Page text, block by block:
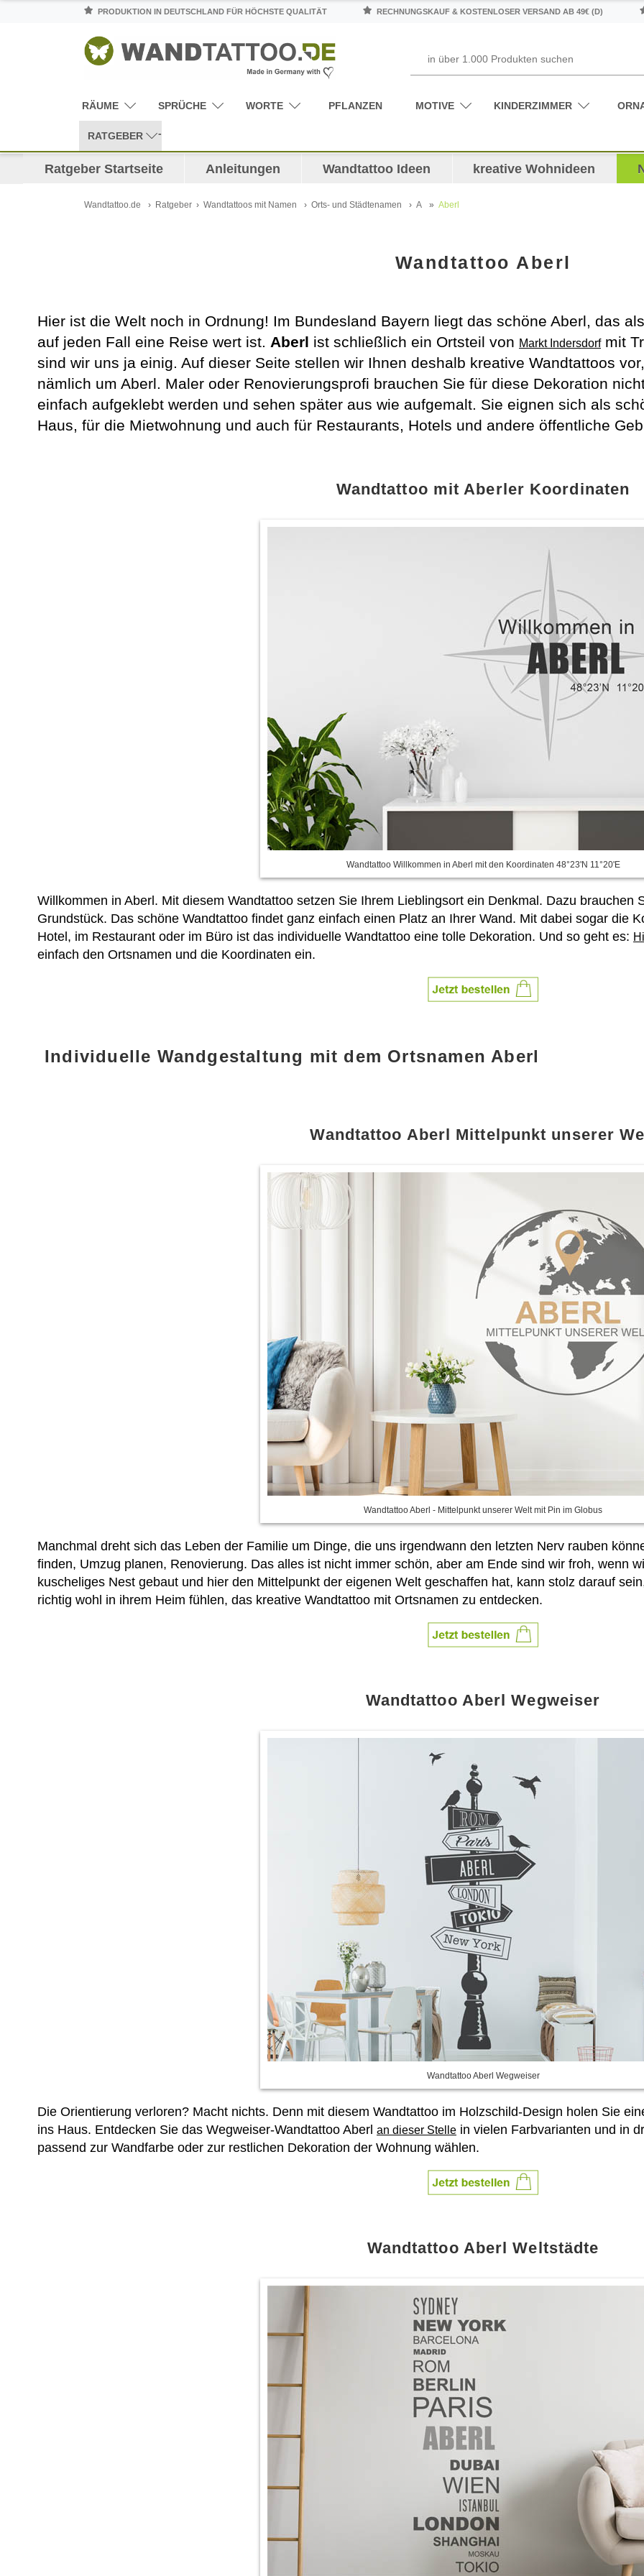
PRODUKTION IN DEUTSCHLAND FÜR HÖCHSTE QUALITÄT RECHNUNGSKAUF & KOSTENLOSER VERSAND AB 49€ (D)
RÄUME SPRÜCHE WORTE PFLANZEN MOTIVE KINDERZIMMER
RATGEBER
Ratgeber Startseite Anleitungen Wandtattoo Ideen kreative Wohnideen
Wandtattoo.de Ratgeber Wandtattoos mit Namen Orts- und Städtenamen A Aberl
Wandtattoo Aberl
Hier ist die Welt noch in Ordnung! Im Bundesland Bayern liegt das schöne Aberl, das
auf jeden Fall eine Reise wert ist. Aberl ist schließlich ein Ortsteil von Markt Indersdorfmit
sind wir uns ja einig. Auf dieser Seite stellen wir Ihnen deshalb kreative Wandtattoos
nämlich um Aberl. Maler oder Renovierungsprofi brauchen Sie für diese Dekoration
einfach aufgeklebt werden und sehen später aus wie aufgemalt. Sie eignen sich als
Haus, für die Mietwohnung und auch für Restaurants, Hotels und andere öffentliche
Wandtattoo mit Aberler Koordinaten
Wandtattoo Willkommen in Aberl mit den Koordinaten 48°23'N 11°20'E
Willkommen in Aberl. Mit diesem Wandtattoo setzen Sie Ihrem Lieblingsort ein Denkmal. Dazu brauchen
Grundstück. Das schöne Wandtattoo findet ganz einfach einen Platz an Ihrer Wand. Mit dabei sogar die
Hotel, im Restaurant oder im Büro ist das individuelle Wandtattoo eine tolle Dekoration. Und so geht es:
einfach den Ortsnamen und die Koordinaten ein.
Individuelle Wandgestaltung mit dem Ortsnamen Aberl
Wandtattoo Aberl Mittelpunkt unserer
Wandtattoo Aberl - Mittelpunkt unserer Welt mit Pin im Globus
Manchmal dreht sich das Leben der Familie um Dinge, die uns irgendwann den letzten Nerv rauben
finden, Umzug planen, Renovierung. Das alles ist nicht immer schön, aber am Ende sind wir froh, wenn
kuscheliges Nest gebaut und hier den Mittelpunkt der eigenen Welt geschaffen hat, kann stolz darauf
richtig wohl in ihrem Heim fühlen, das kreative Wandtattoo mit Ortsnamen zu entdecken.
Wandtattoo Aberl Wegweiser
Wandtattoo Aberl Wegweiser
Die Orientierung verloren? Macht nichts. Denn mit diesem Wandtattoo im Holzschild-Design holen Sie
ins Haus. Entdecken Sie das Wegweiser-Wandtattoo Aberl an dieser Stelle in vielen Farbvarianten und in
passend zur Wandfarbe oder zur restlichen Dekoration der Wohnung wählen.
Wandtattoo Aberl Weltstädte